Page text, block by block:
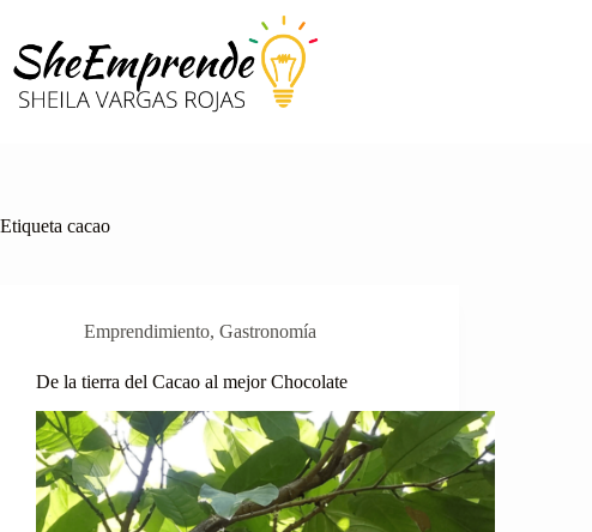
contenido
Etiqueta cacao
Emprendimiento, Gastronomía
De la tierra del Cacao al mejor Chocolate